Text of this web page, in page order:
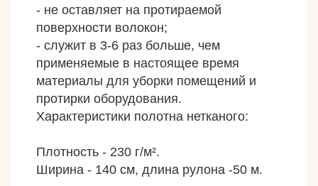
- не оставляет на протираемой
поверхности волокон;
- служит в 3-6 раз больше, чем
применяемые в настоящее время
материалы для уборки помещений и
протирки оборудования.
Характеристики полотна нетканого:
Плотность - 230 г/м².
Ширина - 140 см, длина рулона -50 м.